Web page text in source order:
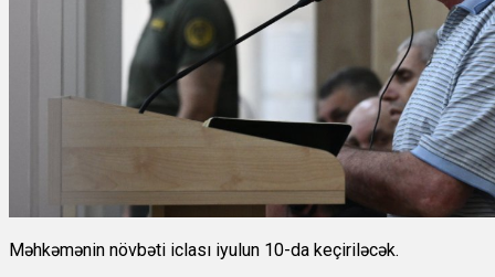
Məhkəmənin növbəti iclası iyulun 10-da keçiriləcək.